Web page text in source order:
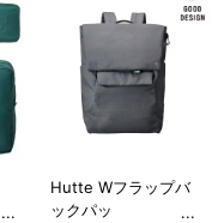
Hutte Wフラップバ
ックパッ